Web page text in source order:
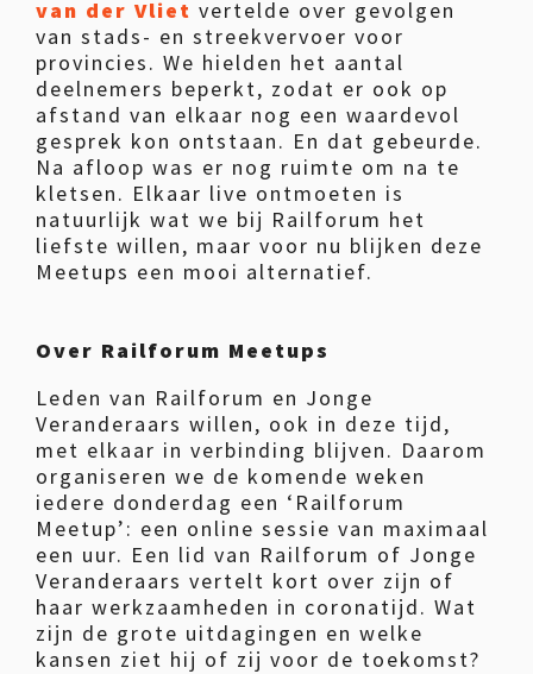
van der Vliet vertelde over gevolgen
van stads- en streekvervoer voor
provincies. We hielden het aantal
deelnemers beperkt, zodat er ook op
afstand van elkaar nog een waardevol
gesprek kon ontstaan. En dat gebeurde.
Na afloop was er nog ruimte om na te
kletsen. Elkaar live ontmoeten is
natuurlijk wat we bij Railforum het
liefste willen, maar voor nu blijken deze
Meetups een mooi alternatief.
Over Railforum Meetups
Leden van Railforum en Jonge
Veranderaars willen, ook in deze tijd,
met elkaar in verbinding blijven. Daarom
organiseren we de komende weken
iedere donderdag een ‘Railforum
Meetup’: een online sessie van maximaal
een uur. Een lid van Railforum of Jonge
Veranderaars vertelt kort over zijn of
haar werkzaamheden in coronatijd. Wat
zijn de grote uitdagingen en welke
kansen ziet hij of zij voor de toekomst?